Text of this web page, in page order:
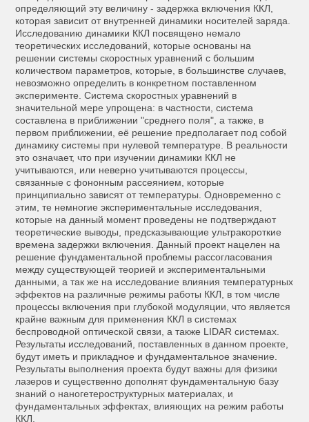
определяющий эту величину - задержка включения ККЛ,
которая зависит от внутренней динамики носителей заряда.
Исследованию динамики ККЛ посвящено немало
теоретических исследований, которые основаны на
решении системы скоростных уравнений с большим
количеством параметров, которые, в большинстве случаев,
невозможно определить в конкретном поставленном
эксперименте. Система скоростных уравнений в
значительной мере упрощена: в частности, система
составлена в приближении "среднего поля", а также, в
первом приближении, её решение предполагает под собой
динамику системы при нулевой температуре. В реальности
это означает, что при изучении динамики ККЛ не
учитываются, или неверно учитываются процессы,
связанные с фононным рассеянием, которые
принципиально зависят от температуры. Одновременно с
этим, те немногие экспериментальные исследования,
которые на данный момент проведены не подтверждают
теоретические выводы, предсказывающие ультракороткие
времена задержки включения. Данный проект нацелен на
решение фундаментальной проблемы рассогласования
между существующей теорией и экспериментальными
данными, а так же на исследование влияния температурных
эффектов на различные режимы работы ККЛ, в том числе
процессы включения при глубокой модуляции, что является
крайне важным для применения ККЛ в системах
беспроводной оптической связи, а также LIDAR системах.
Результаты исследований, поставленных в данном проекте,
будут иметь и прикладное и фундаментальное значение.
Результаты выполнения проекта будут важны для физики
лазеров и существенно дополнят фундаментальную базу
знаний о наногетероструктурных материалах, и
фундаментальных эффектах, влияющих на режим работы
ККЛ.